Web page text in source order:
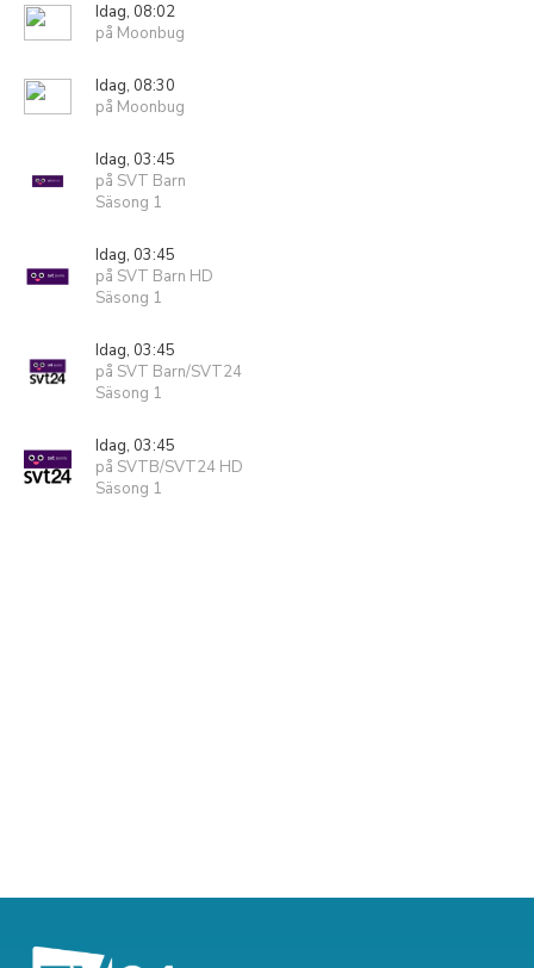
Idag, 08:02
på Moonbug
Idag, 08:30
på Moonbug
Idag, 03:45
på SVT Barn
Säsong 1
Idag, 03:45
på SVT Barn HD
Säsong 1
Idag, 03:45
på SVT Barn/SVT24
Säsong 1
Idag, 03:45
på SVTB/SVT24 HD
Säsong 1